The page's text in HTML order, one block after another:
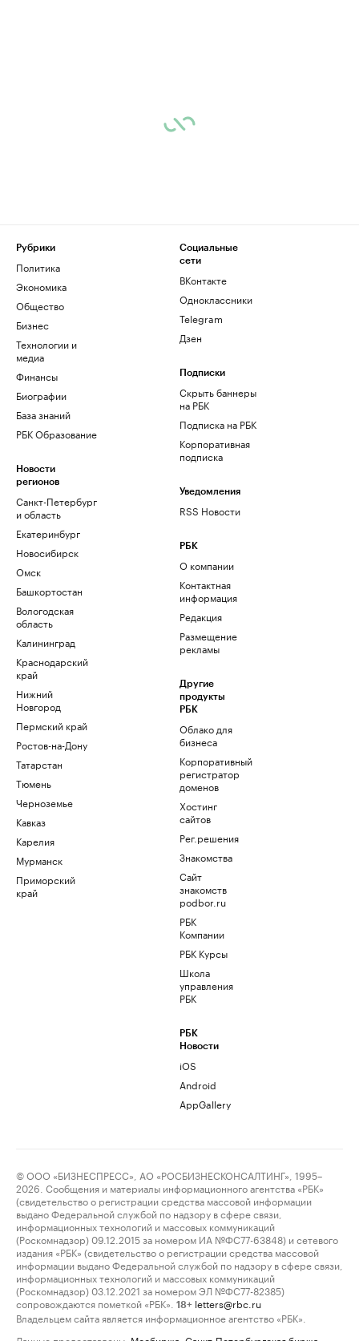
Рубрики
Политика
Экономика
Общество
Бизнес
Технологии и
медиа
Финансы
Биографии
База знаний
РБК Образование
Новости
регионов
Санкт-Петербург
и область
Екатеринбург
Новосибирск
Омск
Башкортостан
Вологодская
область
Калининград
Краснодарский
край
Нижний
Новгород
Пермский край
Ростов-на-Дону
Татарстан
Тюмень
Черноземье
Кавказ
Карелия
Мурманск
Приморский
край
Социальные
сети
ВКонтакте
Одноклассники
Telegram
Дзен
Подписки
Скрыть баннеры
на РБК
Подписка на РБК
Корпоративная
подписка
Уведомления
RSS Новости
РБК
О компании
Контактная
информация
Редакция
Размещение
рекламы
Другие
продукты
РБК
Облако для
бизнеса
Корпоративный
регистратор
доменов
Хостинг
сайтов
Рег.решения
Знакомства
Сайт
знакомств
podbor.ru
РБК
Компании
РБК Курсы
Школа
управления
РБК
РБК
Новости
iOS
Android
AppGallery
© ООО «БИЗНЕСПРЕСС», АО «РОСБИЗНЕСКОНСАЛТИНГ», 1995–
2026. Сообщения и материалы информационного агентства «РБК»
(свидетельство о регистрации средства массовой информации
выдано Федеральной службой по надзору в сфере связи,
информационных технологий и массовых коммуникаций
(Роскомнадзор) 09.12.2015 за номером ИА №ФС77-63848) и сетевого
издания «РБК» (свидетельство о регистрации средства массовой
информации выдано Федеральной службой по надзору в сфере связи,
информационных технологий и массовых коммуникаций
(Роскомнадзор) 03.12.2021 за номером ЭЛ №ФС77-82385)
сопровождаются пометкой «РБК».
18+ letters@rbc.ru
Владельцем сайта является информационное агентство «РБК».